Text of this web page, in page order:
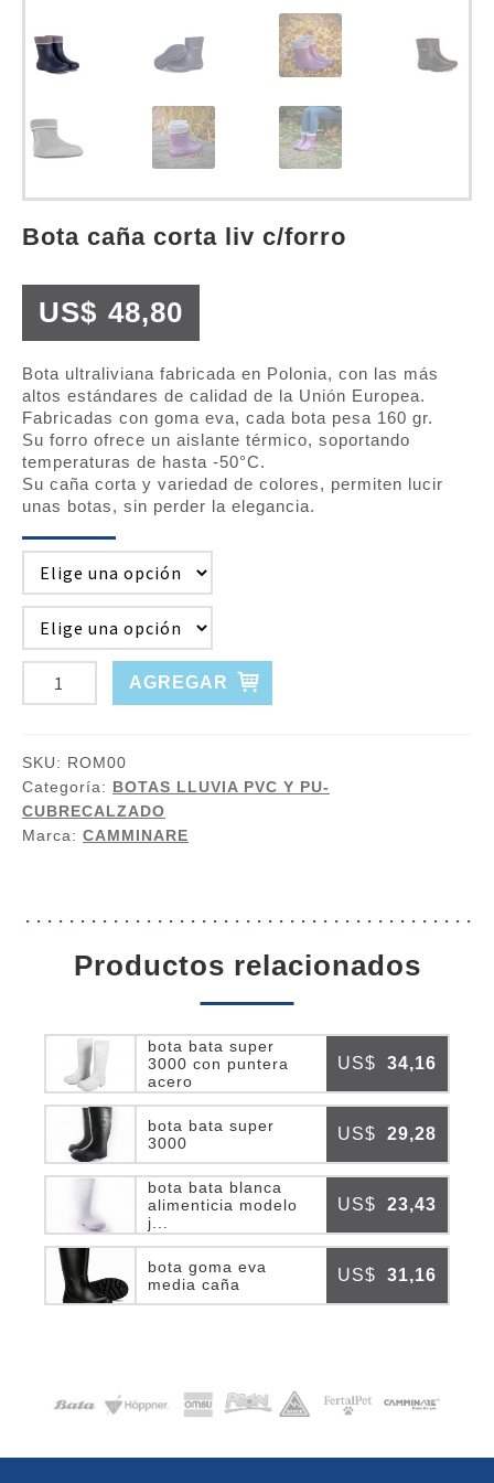
bota caña corta liv c/forro
US$ 48,80
Bota ultraliviana fabricada en Polonia, con las más
altos estándares de calidad de la Unión Europea.
Fabricadas con goma eva, cada bota pesa 160 gr.
Su forro ofrece un aislante térmico, soportando
temperaturas de hasta -50°C.
Su caña corta y variedad de colores, permiten lucir
unas botas, sin perder la elegancia.
BOTA
CAÑA
LIV
C/FORRO
cantidad
AGREGAR
SKU: ROM00
Categoría: BOTAS LLUVIA PVC Y PU-
CUBRECALZADO
Marca: CAMMINARE
productos relacionados
bota bata super
3000 con puntera
acero
US$ 34,16
bota bata super
3000
US$ 29,28
bota bata blanca
alimenticia modelo
j...
US$ 23,43
bota goma eva
media caña
US$ 31,16